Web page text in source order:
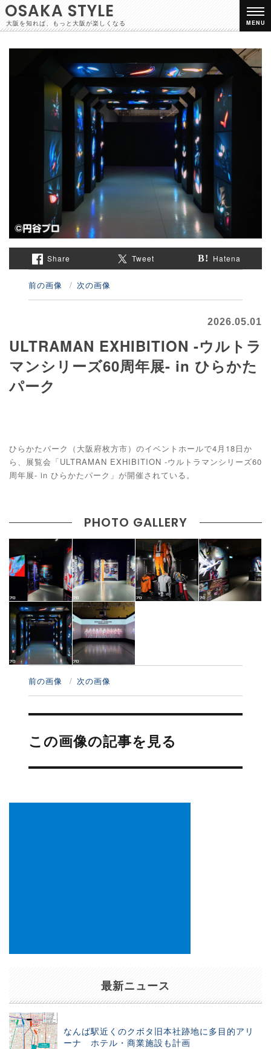
OSAKA STYLE
大阪を知れば、もっと大阪が楽しくなる MENU
Share Tweet Hatena
前の画像 次の画像
2026.05.01
ULTRAMAN EXHIBITION -ウルトラ
マンシリーズ60周年展- in ひらかた
パーク
ひらかたパーク（大阪府枚方市）のイベントホールで4月18日か
ら、展覧会「ULTRAMAN EXHIBITION -ウルトラマンシリーズ60
周年展- in ひらかたパーク」が開催されている。
PHOTO GALLERY
前の画像 次の画像
投
ナ
ビ
ー
この画像の記事を見る
最新ニュース
なんば駅近くのクボタ旧本社跡地に多目的アリ
ーナ ホテル・商業施設も計画